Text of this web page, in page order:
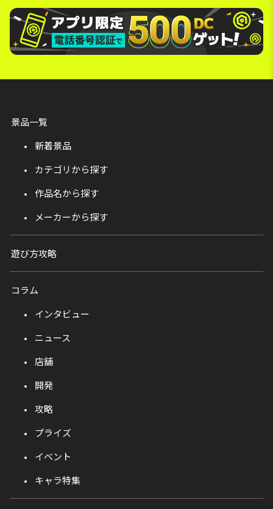
景品一覧
新着景品
カテゴリから探す
作品名から探す
メーカーから探す
遊び方攻略
コラム
インタビュー
ニュース
店舗
開発
攻略
プライズ
イベント
キャラ特集